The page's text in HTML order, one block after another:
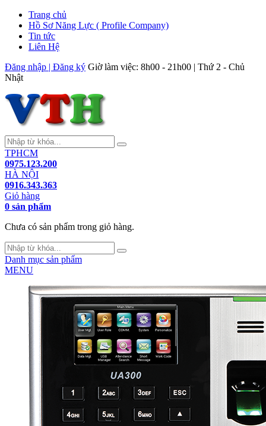
Trang chủ
Hồ Sơ Năng Lực ( Profile Company)
Tin tức
Liên Hệ
Đăng nhập | Đăng ký Giờ làm việc: 8h00 - 21h00 | Thứ 2 - Chủ
Nhật
TPHCM
0975.123.200
HÀ NỘI
0916.343.363
Giỏ hàng
0 sản phẩm
Chưa có sản phẩm trong giỏ hàng.
Danh mục sản phẩm
MENU